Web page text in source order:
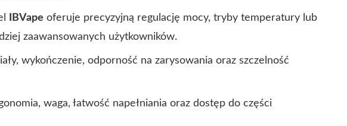
IBVape oferuje precyzyjną regulację mocy, tryby temperatury lub
zaawansowanych użytkowników.
wykończenie, odporność na zarysowania oraz szczelność
waga, łatwość napełniania oraz dostęp do części